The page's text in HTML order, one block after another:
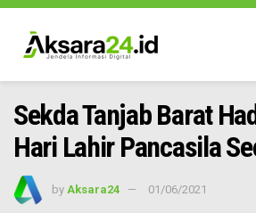
Sekda Tanjab Barat
Hari Lahir Pancasila
by Aksara24 01/06/2021